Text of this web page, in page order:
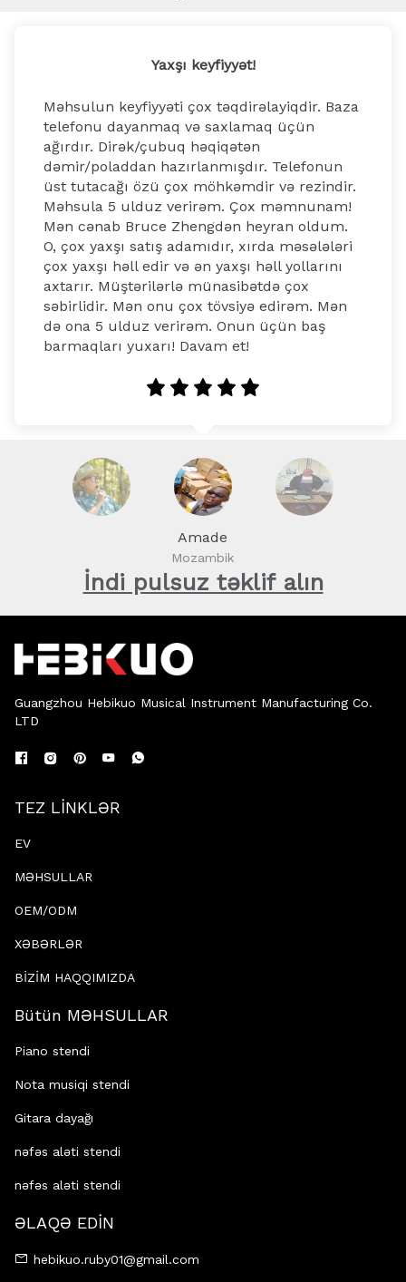
Yaxşı keyfiyyət!
Məhsulun keyfiyyəti çox təqdirəlayiqdir. Baza
telefonu dayanmaq və saxlamaq üçün
ağırdır. Dirək/çubuq həqiqətən
dəmir/poladdan hazırlanmışdır. Telefonun
üst tutacağı özü çox möhkəmdir və rezindir.
Məhsula 5 ulduz verirəm. Çox məmnunam!
Mən cənab Bruce Zhengdən heyran oldum.
O, çox yaxşı satış adamıdır, xırda məsələləri
çox yaxşı həll edir və ən yaxşı həll yollarını
axtarır. Müştərilərlə münasibətdə çox
səbirlidir. Mən onu çox tövsiyə edirəm. Mən
də ona 5 ulduz verirəm. Onun üçün baş
barmaqları yuxarı! Davam et!
Amade
Mozambik
İndi pulsuz təklif alın
Guangzhou Hebikuo Musical Instrument Manufacturing Co.
LTD
TEZ LİNKLƏR
EV
MƏHSULLAR
OEM/ODM
XƏBƏRLƏR
BİZİM HAQQIMIZDA
Bütün MƏHSULLAR
Piano stendi
Nota musiqi stendi
Gitara dayağı
nəfəs aləti stendi
nəfəs aləti stendi
ƏLAQƏ EDİN
hebikuo.ruby01@gmail.com